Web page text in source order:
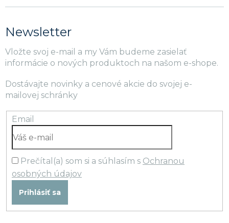
Newsletter
Vložte svoj e-mail a my Vám budeme zasielať
informácie o nových produktoch na našom e-shope.
Dostávajte novinky a cenové akcie do svojej e-
mailovej schránky
Email
Prečítal(a) som si a súhlasím s Ochranou
osobných údajov
Prihlásiť sa